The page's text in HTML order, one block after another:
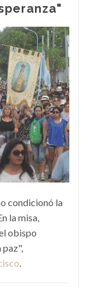
condicionó la
la misa,
obispo